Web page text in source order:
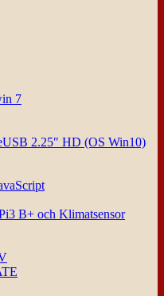
7
2.25″ HD (OS Win10)
B+ och Klimatsensor